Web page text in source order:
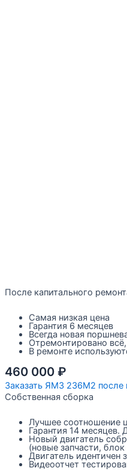
После капитального
Самая низкая цена
Гарантия 6 месяцев
Всегда новая
Отремонтировано
В ремонте
460 000 ₽
Заказать ЯМЗ 236М2 после
Собственная сборка
Лучшее соотношение
Гарантия 14 месяцев.
Новый двигатель
(новые запчасти,
Двигатель идентичен
Видеоотчет